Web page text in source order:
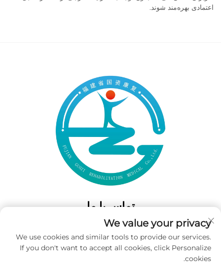
اعتمادی بهره‌مند شوند.
تماس با ما
Add: 50 Gaofeng South Lane، West GateFuzhou، Fujian، چین
تلفن:‎+86-19859128239‎
ایمیل:
We value your privacy
We use cookies and similar tools to provide our services.
If you don't want to accept all cookies, click Personalize
cookies.